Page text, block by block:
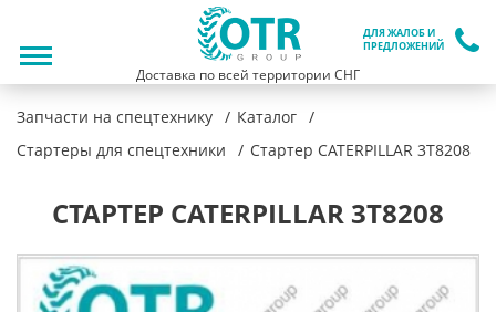
ДЛЯ ЖАЛОБ И
ПРЕДЛОЖЕНИЙ
Доставка по всей территории СНГ
Запчасти на спецтехнику
Каталог
Стартеры для спецтехники
Стартер CATERPILLAR 3T8208
СТАРТЕР CATERPILLAR 3T8208